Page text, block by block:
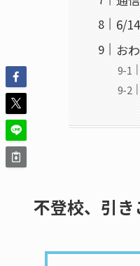
6/
お
不登校、引き